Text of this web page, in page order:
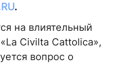
.
на влиятельный
Civilta Cattolica»,
вопрос о